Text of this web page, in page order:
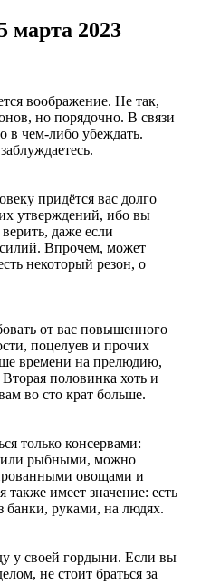
марта 2023
воображение. Не так,
но порядочно. В связи
в чем-либо убеждать.
придётся вас долго
утверждений, ибо вы
даже если
Впрочем, может
некоторый резон, о
от вас повышенного
поцелуев и прочих
времени на прелюдию,
Вторая половинка хоть и
во сто крат больше.
только консервами:
или рыбными, можно
овощами и
имеет значение: есть
банки, руками, на людях.
у своей гордыни. Если вы
не стоит браться за